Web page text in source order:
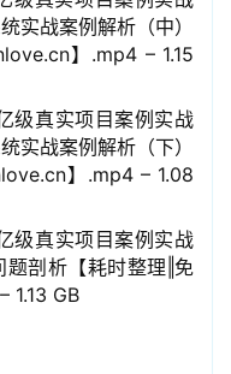
实战案例解析（中）
】.mp4 – 1.15
级真实项目案例实战
实战案例解析（下）
】.mp4 – 1.08
级真实项目案例实战
剖析【耗时整理‖免
1.13 GB